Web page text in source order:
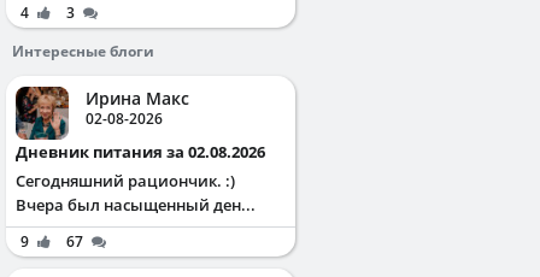
4
3
Интересные блоги
Ирина Макс
02-08-2026
Дневник питания за 02.08.2026
Сегодняшний рациончик. :)
Вчера был насыщенный ден...
9 67